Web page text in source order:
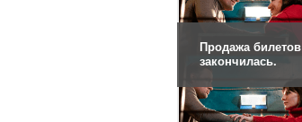
Продажа билетов
закончилась.